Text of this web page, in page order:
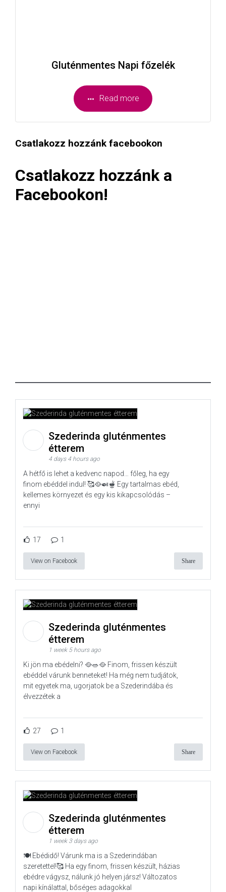
Gluténmentes Napi főzelék
Read more
Csatlakozz hozzánk facebookon
Csatlakozz hozzánk a
Facebookon!
Szederinda gluténmentes
étterem
4 days 4 hours ago
A hétfő is lehet a kedvenc napod… főleg, ha egy
finom ebéddel indul! 🥰🥘🍛🫕 Egy tartalmas ebéd,
kellemes környezet és egy kis kikapcsolódás –
ennyi
17 1
View on Facebook Share
Szederinda gluténmentes
étterem
1 week 5 hours ago
Ki jön ma ebédelni? 🥘🥗🥘 Finom, frissen készült
ebéddel várunk benneteket! Ha még nem tudjátok,
mit egyetek ma, ugorjatok be a Szederindába és
élvezzétek a
27 1
View on Facebook Share
Szederinda gluténmentes
étterem
1 week 3 days ago
🍽️ Ebédidő! Várunk ma is a Szederindában
szeretettel!🥰 Ha egy finom, frissen készült, házias
ebédre vágysz, nálunk jó helyen jársz! Változatos
napi kínálattal, bőséges adagokkal